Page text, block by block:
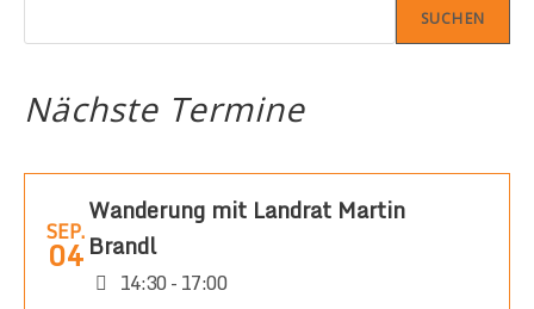
SUCHEN
Nächste Termine
SEP.
04
Wanderung mit Landrat Martin
Brandl
14:30 - 17:00